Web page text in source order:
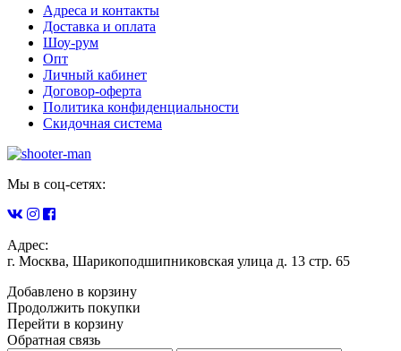
Адреса и контакты
Доставка и оплата
Шоу-рум
Опт
Личный кабинет
Договор-оферта
Политика конфиденциальности
Скидочная система
Мы в соц-сетях:
Адрес:
г. Москва, Шарикоподшипниковская улица д. 13 стр. 65
Добавлено в корзину
Продолжить покупки
Перейти в корзину
Обратная связь